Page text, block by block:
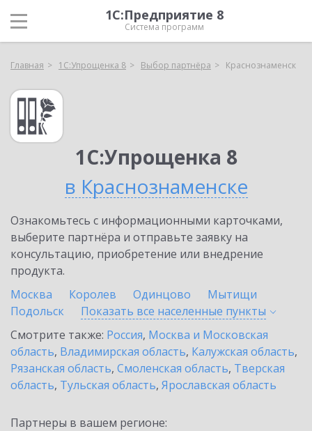
1С:Предприятие 8
Система программ
Главная 1С:Упрощенка 8 Выбор партнёра Краснознаменск
1С:Упрощенка 8
в Краснознаменске
Ознакомьтесь с информационными карточками,
выберите партнёра и отправьте заявку на
консультацию, приобретение или внедрение
продукта.
Москва
Королев Одинцово
Мытищи
Подольск
Показать все населенные пункты
Смотрите также: Россия, Москва и Московская
область, Владимирская область, Калужская область,
Рязанская область, Смоленская область, Тверская
область, Тульская область, Ярославская область
Партнеры в вашем регионе: